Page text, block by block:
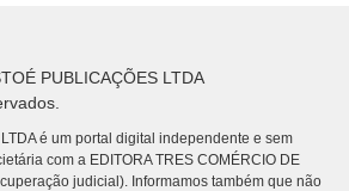
PUBLICAÇÕES LTDA
é um portal digital independente e sem
com a EDITORA TRES COMÉRCIO DE
judicial). Informamos também que não